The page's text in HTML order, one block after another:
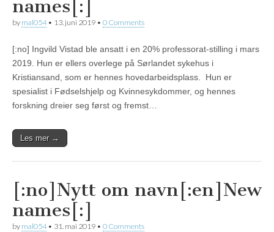
names[:]
by mal054• 13. juni 2019 • 0 Comments
[:no] Ingvild Vistad ble ansatt i en 20% professorat-stilling i mars
2019. Hun er ellers overlege på Sørlandet sykehus i
Kristiansand, som er hennes hovedarbeidsplass. Hun er
spesialist i Fødselshjelp og Kvinnesykdommer, og hennes
forskning dreier seg først og fremst…
Les mer →
[:no]Nytt om navn[:en]New
names[:]
by mal054• 31. mai 2019 • 0 Comments